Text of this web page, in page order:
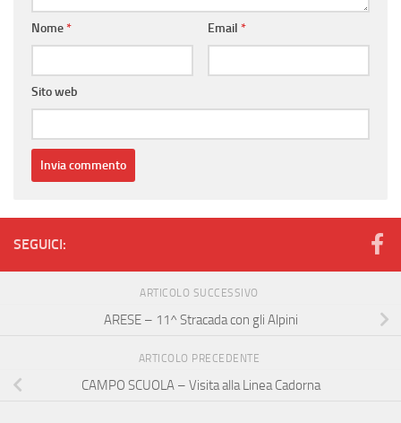
Nome* Email *
Sito web
SEGUICI:
ARTICOLO SUCCESSIVO
ARESE – 11^ Stracada con gli Alpini
ARTICOLO PRECEDENTE
CAMPO SCUOLA – Visita alla Linea Cadorna